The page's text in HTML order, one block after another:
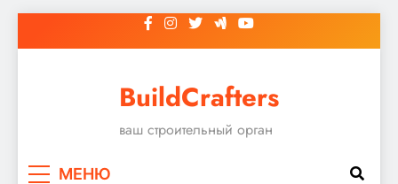
к
BuildCrafters
ваш строительный орган
МЕНЮ